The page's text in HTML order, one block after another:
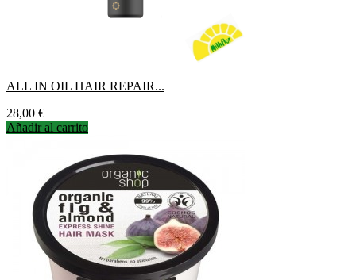
ALL IN OIL HAIR REPAIR...
Precio
28,00 €
Añadir al carrito